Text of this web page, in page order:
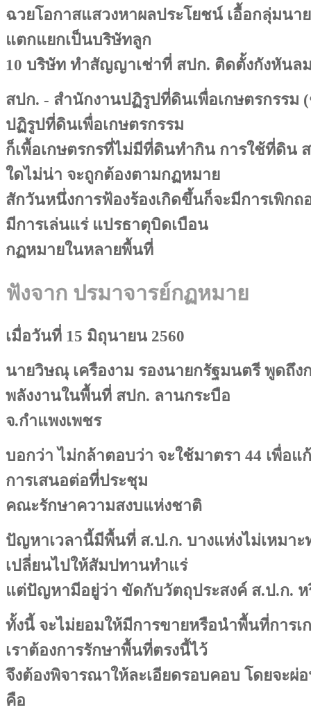
ฉวยโอกาสแสวงหาผลประโยชน์ เอื้อกลุ่มนา
แตกแยกเป็นบริษัทลูก
10 บริษัท ทำสัญญาเช่าที่ สปก. ติดตั้งกังหันล
สปก. - สำนักงานปฏิรูปที่ดินเพื่อเกษตรกรรม
ปฏิรูปที่ดินเพื่อเกษตรกรรม
ก็เพื้อเกษตรกรที่ไม่มีที่ดินทำกิน การใช้ที่ดิน
ใดไม่น่า จะถูกต้องตามกฏหมาย
สักวันหนึ่งการฟ้องร้องเกิดขึ้นก็จะมีการเพิก
มีการเล่นแร่ แปรธาตุบิดเบือน
กฏหมายในหลายพื้นที่
ฟังจาก ปรมาจารย์กฏหมาย
เมื่อวันที่ 15 มิถุนายน 2560
นายวิษณุ เครืองาม รองนายกรัฐมนตรี พูดถึง
พลังงานในพื้นที่ สปก. ลานกระบือ
จ.กำแพงเพชร
บอกว่า ไม่กล้าตอบว่า จะใช้มาตรา 44 เพื่อ
การเสนอต่อที่ประชุม
คณะรักษาความสงบแห่งชาติ
ปัญหาเวลานี้มีพื้นที่ ส.ป.ก. บางแห่งไม่เหมาะ
เปลี่ยนไปให้สัมปทานทำแร่
แต่ปัญหามีอยู่ว่า ขัดกับวัตถุประสงค์ ส.ป.ก. ห
ทั้งนี้ จะไม่ยอมให้มีการขายหรือนำพื้นที่การ
เราต้องการรักษาพื้นที่ตรงนี้ไว้
จึงต้องพิจารณาให้ละเอียดรอบคอบ โดยจะผ่
คือ